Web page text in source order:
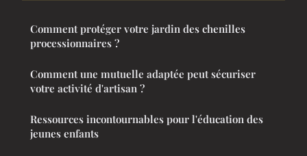
Comment protéger votre jardin des chenilles
processionnaires ?
Comment une mutuelle adaptée peut sécuriser
votre activité d'artisan ?
Ressources incontournables pour l'éducation des
jeunes enfants